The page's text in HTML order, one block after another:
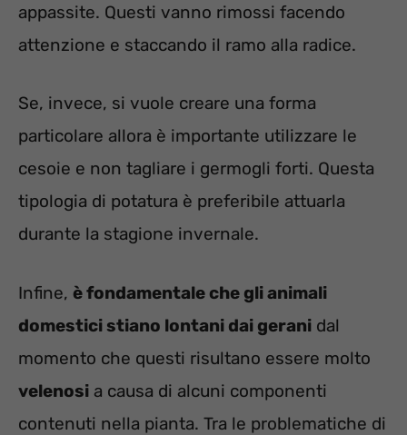
appassite. Questi vanno rimossi facendo
attenzione e staccando il ramo alla radice.
Se, invece, si vuole creare una forma
particolare allora è importante utilizzare le
cesoie e non tagliare i germogli forti. Questa
tipologia di potatura è preferibile attuarla
durante la stagione invernale.
Infine, è fondamentale che gli animali
domestici stiano lontani dai gerani dal
momento che questi risultano essere molto
velenosi a causa di alcuni componenti
contenuti nella pianta. Tra le problematiche di